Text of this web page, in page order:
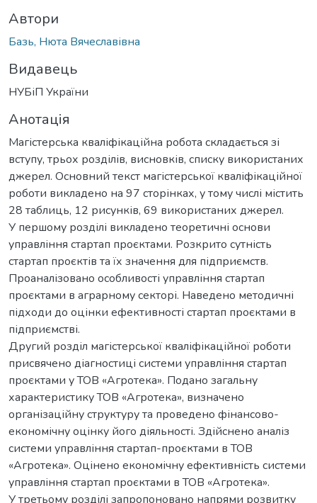
Автори
Базь, Нюта Вячеславівна
Видавець
НУБіП України
Анотація
Магістерська кваліфікаційна робота складається зі
вступу, трьох розділів, висновків, списку використаних
джерел. Основний текст магістерської кваліфікаційної
роботи викладено на 97 сторінках, у тому числі містить
28 таблиць, 12 рисунків, 69 використаних джерел.
У першому розділі викладено теоретичні основи
управління стартап проєктами. Розкрито сутність
стартап проєктів та їх значення для підприємств.
Проаналізовано особливості управління стартап
проєктами в аграрному секторі. Наведено методичні
підходи до оцінки ефективності стартап проєктами в
підприємстві.
Другий розділ магістерської кваліфікаційної роботи
присвячено діагностиці системи управління стартап
проєктами у ТОВ «Агротека». Подано загальну
характеристику ТОВ «Агротека», визначено
організаційну структуру та проведено фінансово-
економічну оцінку його діяльності. Здійснено аналіз
системи управління стартап-проєктами в ТОВ
«Агротека». Оцінено економічну ефективність системи
управління стартап проєктами в ТОВ «Агротека».
У третьому розділі запропоновано напрями розвитку